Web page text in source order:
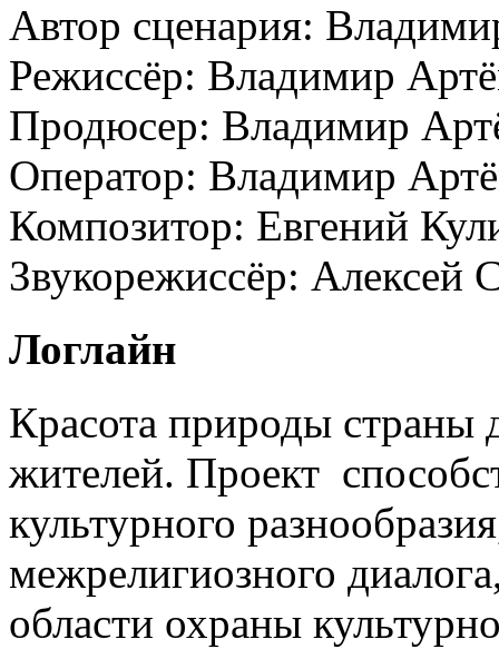
Автор сценария:
Режиссёр: Владимир
Продюсер: Владимир
Оператор: Владимир
Композитор: Евгений
Звукорежиссёр: Алексей
Логлайн
Красота природы страны
жителей. Проект
культурного
межрелигиозного
области охраны